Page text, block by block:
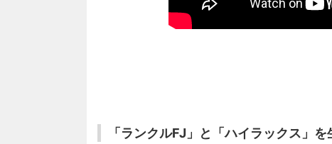
「ランクルFJ」と「ハイラックス」を